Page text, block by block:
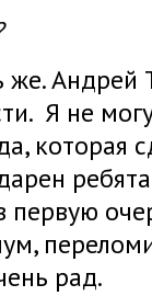
же. Андрей
Я не
которая
первую
рад.